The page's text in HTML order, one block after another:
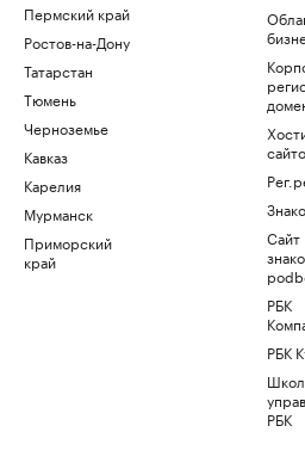
Пермский край
Ростов-на-Дону
Татарстан
Тюмень
Черноземье
Кавказ
Карелия
Мурманск
Приморский
край
Сайт
РБК
РБК
РБК